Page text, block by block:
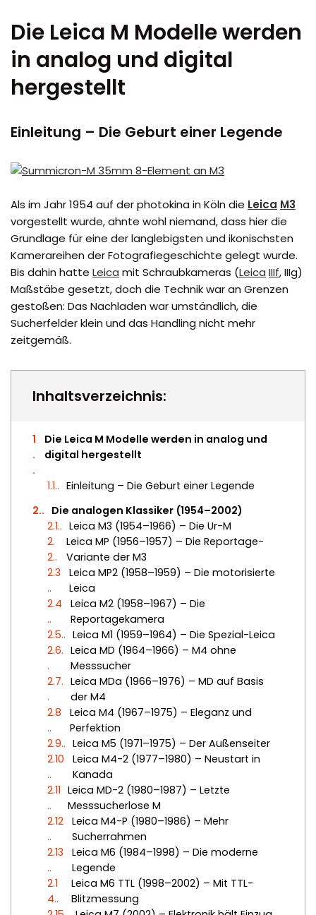
Die Leica M Modelle werden
in analog und digital
hergestellt
Einleitung – Die Geburt einer Legende
Als im Jahr 1954 auf der photokina in Köln die Leica M3
vorgestellt wurde, ahnte wohl niemand, dass hier die
Grundlage für eine der langlebigsten und ikonischsten
Kamerareihen der Fotografiegeschichte gelegt wurde.
Bis dahin hatte Leica mit Schraubkameras (Leica IIIf, IIIg)
Maßstäbe gesetzt, doch die Technik war an Grenzen
gestoßen: Das Nachladen war umständlich, die
Sucherfelder klein und das Handling nicht mehr
zeitgemäß.
Inhaltsverzeichnis:
1
.
Die Leica M Modelle werden in analog und
digital hergestellt
1.1.
Einleitung – Die Geburt einer Legende
2.
Die analogen Klassiker (1954–2002)
2.1.
Leica M3 (1954–1966) – Die Ur-M
2.
2.
Leica MP (1956–1957) – Die Reportage-
Variante der M3
2.3
.
Leica MP2 (1958–1959) – Die motorisierte
Leica
2.4
.
Leica M2 (1958–1967) – Die
Reportagekamera
2.5.
Leica M1 (1959–1964) – Die Spezial-Leica
2.6. Leica MD (1964–1966) – M4 ohne
Messsucher
2.7. Leica MDa (1966–1976) – MD auf Basis
der M4
2.8
.
Leica M4 (1967–1975) – Eleganz und
Perfektion
2.9.
Leica M5 (1971–1975) – Der Außenseiter
2.10
.
Leica M4-2 (1977–1980) – Neustart in
Kanada
2.11
.
Leica MD-2 (1980–1987) – Letzte
Messsucherlose M
2.12
.
Leica M4-P (1980–1986) – Mehr
Sucherrahmen
2.13
.
Leica M6 (1984–1998) – Die moderne
Legende
2.1
4.
Leica M6 TTL (1998–2002) – Mit TTL-
Blitzmessung